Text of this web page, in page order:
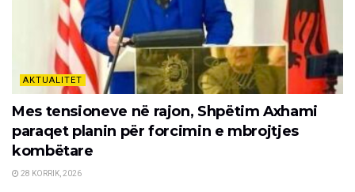
AKTUALITET
Mes tensioneve në rajon, Shpëtim Axhami
paraqet planin për forcimin e mbrojtjes
kombëtare
28 KORRIK, 2026